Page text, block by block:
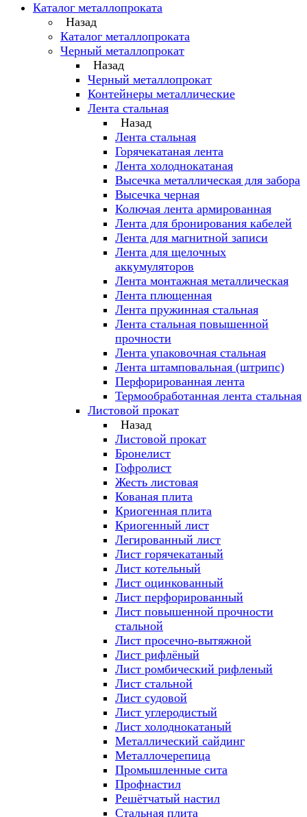
Каталог металлопроката
Назад
Каталог металлопроката
Черный металлопрокат
Назад
Черный металлопрокат
Контейнеры металлические
Лента стальная
Назад
Лента стальная
Горячекатаная лента
Лента холоднокатаная
Высечка металлическая для забора
Высечка черная
Колючая лента армированная
Лента для бронирования кабелей
Лента для магнитной записи
Лента для щелочных
аккумуляторов
Лента монтажная металлическая
Лента плющенная
Лента пружинная стальная
Лента стальная повышенной
прочности
Лента упаковочная стальная
Лента штамповальная (штрипс)
Перфорированная лента
Термообработанная лента стальная
Листовой прокат
Назад
Листовой прокат
Бронелист
Гофролист
Жесть листовая
Кованая плита
Криогенная плита
Криогенный лист
Легированный лист
Лист горячекатаный
Лист котельный
Лист оцинкованный
Лист перфорированный
Лист повышенной прочности
стальной
Лист просечно-вытяжной
Лист рифлёный
Лист ромбический рифленый
Лист стальной
Лист судовой
Лист углеродистый
Лист холоднокатаный
Металлический сайдинг
Металлочерепица
Промышленные сита
Профнастил
Решётчатый настил
Стальная плита